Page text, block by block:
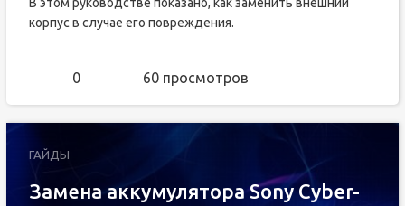
корпус в случае его повреждения.
0 60 просмотров
ГАЙДЫ
Замена аккумулятора Sony Cyber-